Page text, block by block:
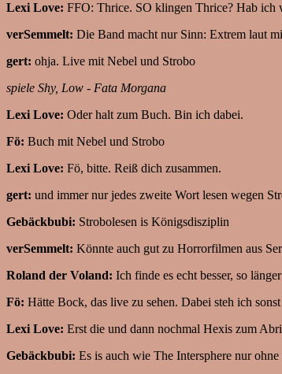
Lexi Love: FFO: Thrice. SO klingen Thrice? Hab ich
verSemmelt: Die Band macht nur Sinn: Extrem laut
gert: ohja. Live mit Nebel und Strobo
spiele Shy, Low - Fata Morgana
Lexi Love: Oder halt zum Buch. Bin ich dabei.
Fö: Buch mit Nebel und Strobo
Lexi Love: Fö, bitte. Reiß dich zusammen.
gert: und immer nur jedes zweite Wort lesen wegen
Gebäckbubi: Strobolesen is Königsdisziplin
verSemmelt: Könnte auch gut zu Horrorfilmen aus
Roland der Voland: Ich finde es echt besser, so
Fö: Hätte Bock, das live zu sehen. Dabei steh ich
Lexi Love: Erst die und dann nochmal Hexis zum
Gebäckbubi: Es is auch wie The Intersphere nur ohne